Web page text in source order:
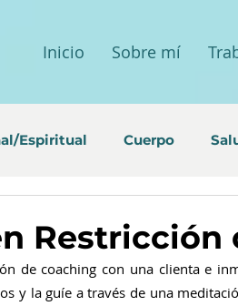
Inicio Sobre mí
Espiritual Cuerpo
Restricción
de coaching con una clienta e
y la guíe a través de una